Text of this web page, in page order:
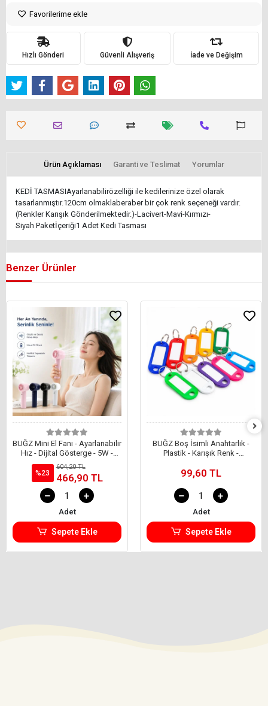
Favorilerime ekle
Hızlı Gönderi Güvenli Alışveriş İade ve Değişim
Ürün Açıklaması Garanti ve Teslimat Yorumlar
KEDİ TASMASIAyarlanabilirözelliği ile kedilerinize özel olarak
tasarlanmıştır.120cm olmaklaberaber bir çok renk seçeneği vardır.
(Renkler Karışık Gönderilmektedir.)-Lacivert-Mavi-Kırmızı-
Siyah Paketİçeriği1 Adet Kedi Tasması
Benzer Ürünler
BUĞZ Mini El Fanı - Ayarlanabilir
Hız - Dijital Gösterge - 5W -
Karışık Renk
%23
604,20 TL
466,90 TL
Adet
Sepete Ekle
BUĞZ Boş İsimli Anahtarlık -
Plastik - Karışık Renk -
99,60 TL
Adet
Sepete Ekle